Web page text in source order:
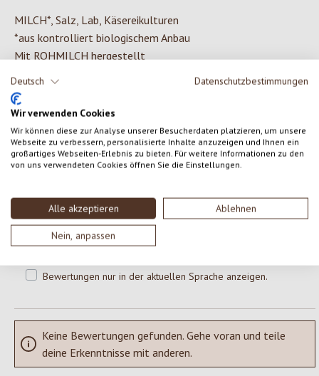
Deutsch Datenschutzbestimmungen
Wir verwenden Cookies
Wir können diese zur Analyse unserer Besucherdaten platzieren, um unsere
Webseite zu verbessern, personalisierte Inhalte anzuzeigen und Ihnen ein
großartiges Webseiten-Erlebnis zu bieten. Für weitere Informationen zu den
von uns verwendeten Cookies öffnen Sie die Einstellungen.
Alle akzeptieren Ablehnen
Nein, anpassen
MILCH*, Salz, Lab, Käsereikulturen
*aus kontrolliert biologischem Anbau
Mit ROHMILCH hergestellt
0 von 0 Bewertungen
Durchschnittliche Bewertung von 0 von 5 Sternen
Gib eine Bewertung ab!
Teile deine Erfahrungen mit dem Produkt mit anderen Kunden.
SCHREIBE EINE BEWERTUNG
Bewertungen nur in der aktuellen Sprache anzeigen.
Keine Bewertungen gefunden. Gehe voran und teile
deine Erkenntnisse mit anderen.